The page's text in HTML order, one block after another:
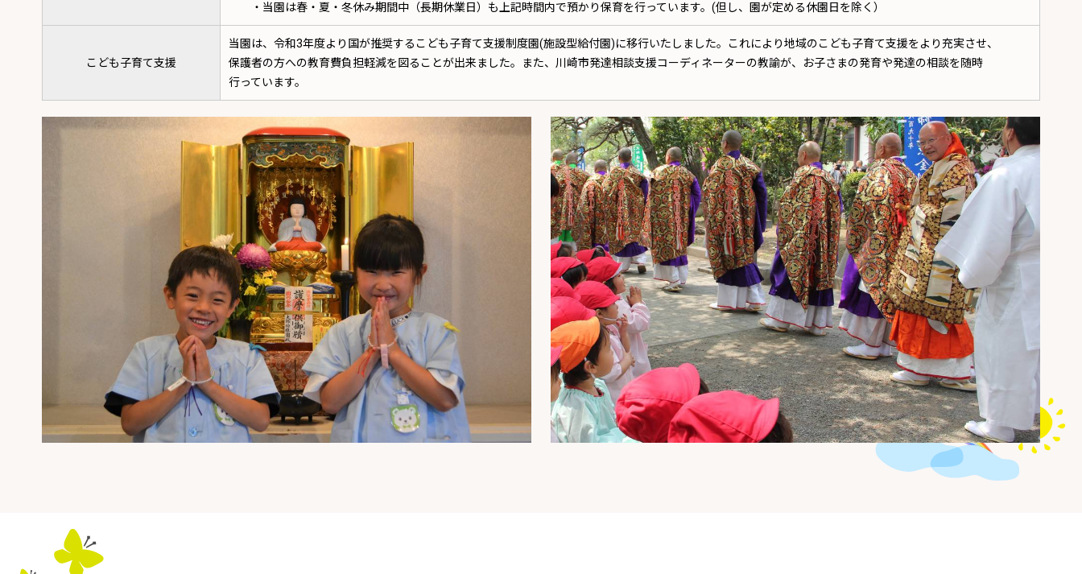
・当園は春・夏・冬休み期間中（長期休業日）も上記時間内で預かり保育を行っています。(但し、園が定める休園日を除く）
こども子育て支援
当園は、令和3年度より国が推奨するこども子育て支援制度園(施設型給付園)に移行いたしました。これにより地域のこども子育て支援をより充実させ、
保護者の方への教育費負担軽減を図ることが出来ました。また、川崎市発達相談支援コーディネーターの教諭が、お子さまの発育や発達の相談を随時
行っています。